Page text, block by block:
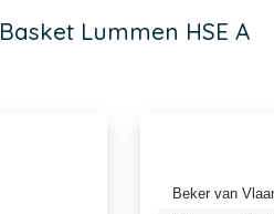
Basket Lummen HSE A
Beker van